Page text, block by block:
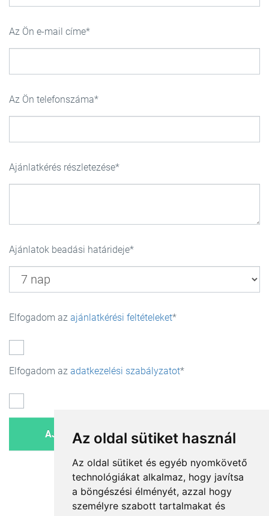
Az oldal sütiket használ
Az oldal sütiket és egyéb nyomkövető
technológiákat alkalmaz, hogy javítsa
a böngészési élményét, azzal hogy
személyre szabott tartalmakat és
Az Ön e-mail címe
Az Ön telefonszáma
Ajánlatkérés részletezése
Ajánlatok beadási határideje
Elfogadom az ajánlatkérési feltételeket
Elfogadom az adatkezelési szabályzatot